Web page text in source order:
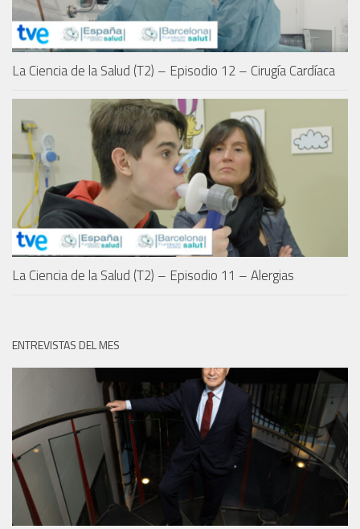
La Ciencia de la Salud (T2) – Episodio 12 – Cirugía Cardíaca
La Ciencia de la Salud (T2) – Episodio 11 – Alergias
ENTREVISTAS DEL MES